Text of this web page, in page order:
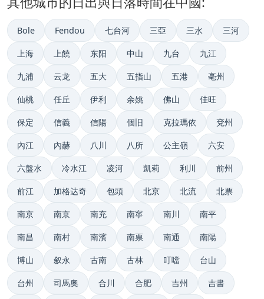
Bole Fendou 七台河 三亞 三水 三河
上海 上饒 东阳 中山 九台 九江
九浦 云龙 五大 五指山 五港 亳州
仙桃 任丘 伊利 余姚 佛山 佳旺
保定 信義 信陽 個旧 克拉瑪依 兗州
內江 內赫 八川 八所 公主嶺 六安
六盤水 冷水江 凌河 凱莉 利川 前州
前江 加格达奇 包頭 北京 北流 北票
南京 南京 南充 南寧 南川 南平
南昌 南村 南濱 南票 南通 南陽
博山 叙永 古南 古林 叮噹 台山
台州 司馬奧 合川 合肥 吉州 吉書